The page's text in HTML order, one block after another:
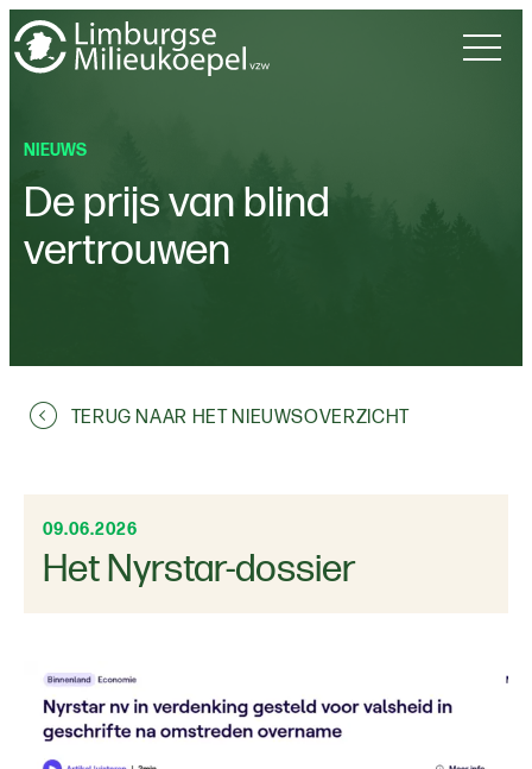
NIEUWS
De prijs van blind
vertrouwen
TERUG NAAR HET NIEUWSOVERZICHT
09.06.2026
Het Nyrstar-dossier